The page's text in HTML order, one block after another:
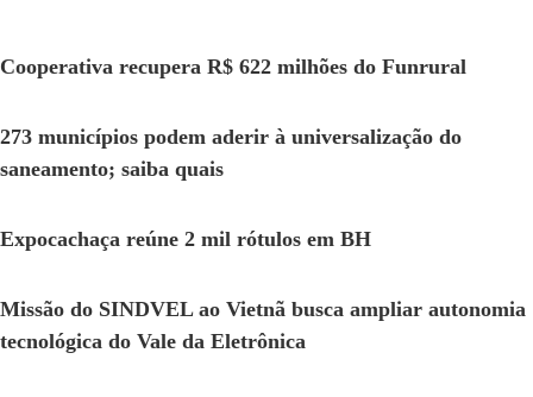
Cooperativa recupera R$ 622 milhões do Funrural
273 municípios podem aderir à universalização do
saneamento; saiba quais
Expocachaça reúne 2 mil rótulos em BH
Missão do SINDVEL ao Vietnã busca ampliar autonomia
tecnológica do Vale da Eletrônica